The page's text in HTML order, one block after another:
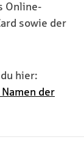
Online-
sowie der
hier:
der